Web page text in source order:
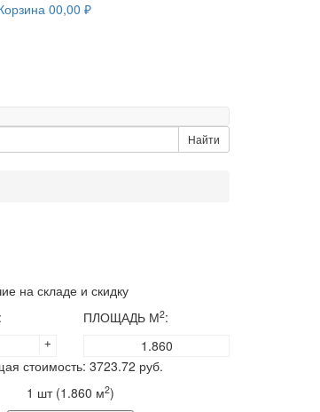
00,00 ₽
Найти
на складе и скидку
+
ПЛОЩАДЬ М2:
стоимость: 3723.72 руб.
1 шт (1.860 м2)